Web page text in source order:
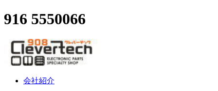
916 5550066
会社紹介